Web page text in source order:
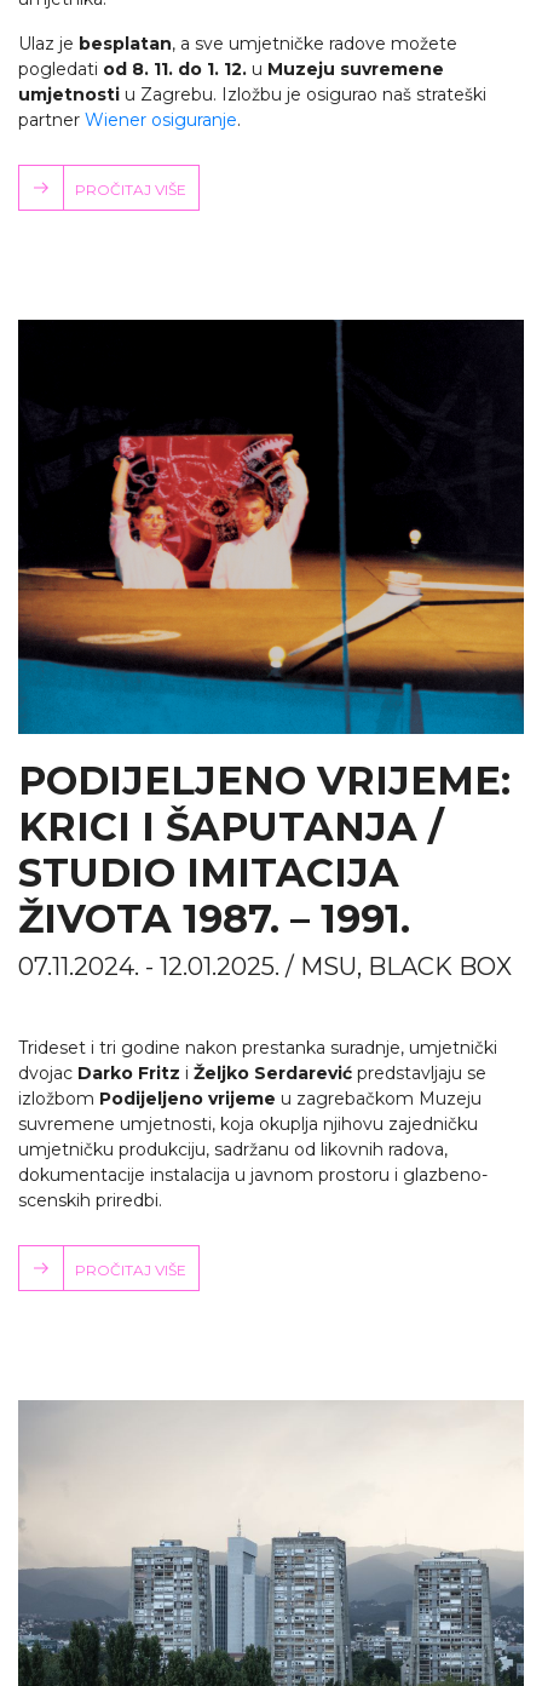
Ulaz je besplatan, a sve umjetničke radove možete
pogledati od 8. 11. do 1. 12. u Muzeju suvremene
umjetnosti u Zagrebu. Izložbu je osigurao naš strateški
partner Wiener osiguranje.
PROČITAJ VIŠE
PODIJELJENO VRIJEME:
KRICI I ŠAPUTANJA /
STUDIO IMITACIJA
ŽIVOTA 1987. – 1991.
07.11.2024. - 12.01.2025. / MSU, BLACK BOX
Trideset i tri godine nakon prestanka suradnje, umjetnički
dvojac Darko Fritz i Željko Serdarević predstavljaju se
izložbom Podijeljeno vrijeme u zagrebačkom Muzeju
suvremene umjetnosti, koja okuplja njihovu zajedničku
umjetničku produkciju, sadržanu od likovnih radova,
dokumentacije instalacija u javnom prostoru i glazbeno-
scenskih priredbi.
PROČITAJ VIŠE